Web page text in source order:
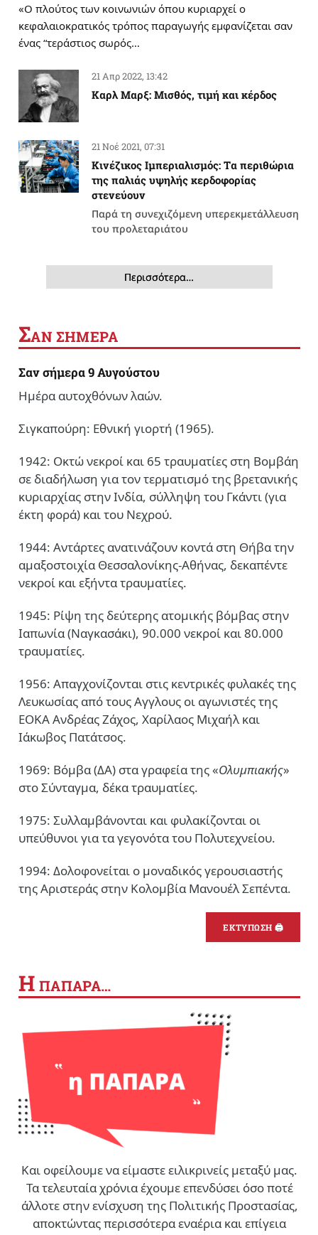
«Ο πλούτος των κοινωνιών όπου κυριαρχεί ο
κεφαλαιοκρατικός τρόπος παραγωγής εμφανίζεται σαν
ένας “τεράστιος σωρός…
21 Απρ 2022, 13:42
Καρλ Μαρξ: Μισθός, τιμή και κέρδος
21 Νοέ 2021, 07:31
Κινέζικος Ιμπεριαλισμός: Tα περιθώρια
της παλιάς υψηλής κερδοφορίας
στενεύουν
Παρά τη συνεχιζόμενη υπερεκμετάλλευση
του προλεταριάτου
Περισσότερα…
ΣΑΝ ΣΗΜΕΡΑ
Σαν σήμερα 9 Αυγούστου
Ημέρα αυτοχθόνων λαών.
Σιγκαπούρη: Εθνική γιορτή (1965).
1942: Οκτώ νεκροί και 65 τραυματίες στη Βομβάη
σε διαδήλωση για τον τερματισμό της βρετανικής
κυριαρχίας στην Ινδία, σύλληψη του Γκάντι (για
έκτη φορά) και του Νεχρού.
1944: Αντάρτες ανατινάζουν κοντά στη Θήβα την
αμαξοστοιχία Θεσσαλονίκης-Αθήνας, δεκαπέντε
νεκροί και εξήντα τραυματίες.
1945: Ρίψη της δεύτερης ατομικής βόμβας στην
Ιαπωνία (Ναγκασάκι), 90.000 νεκροί και 80.000
τραυματίες.
1956: Απαγχονίζονται στις κεντρικές φυλακές της
Λευκωσίας από τους Αγγλους οι αγωνιστές της
ΕΟΚΑ Ανδρέας Ζάχος, Χαρίλαος Μιχαήλ και
Ιάκωβος Πατάτσος.
1969: Βόμβα (ΔΑ) στα γραφεία της «Ολυμπιακής»
στο Σύνταγμα, δέκα τραυματίες.
1975: Συλλαμβάνονται και φυλακίζονται οι
υπεύθυνοι για τα γεγονότα του Πολυτεχνείου.
1994: Δολοφονείται ο μοναδικός γερουσιαστής
της Αριστεράς στην Κολομβία Μανουέλ Σεπέντα.
ΕΚΤΥΠΩΣΗ 🖨
Η ΠΑΠΑΡΑ…
Και οφείλουμε να είμαστε ειλικρινείς μεταξύ μας.
Τα τελευταία χρόνια έχουμε επενδύσει όσο ποτέ
άλλοτε στην ενίσχυση της Πολιτικής Προστασίας,
αποκτώντας περισσότερα εναέρια και επίγεια